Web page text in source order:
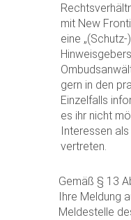
mit New
eine
gern in den
Einzelfalls
es ihr nicht
Interessen als
vertreten.
Gemäß § 13
Ihre Meldung
Meldestelle